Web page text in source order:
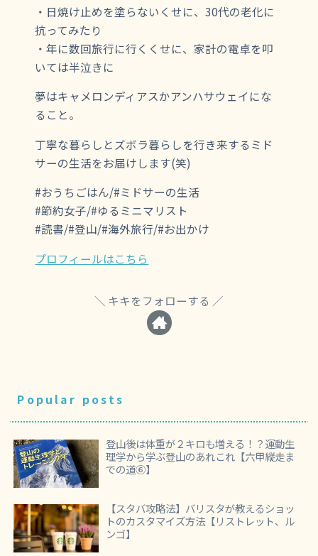
・日焼け止めを塗らないくせに、30代の老化に
抗ってみたり
・年に数回旅行に行くくせに、家計の電卓を叩
いては半泣きに
夢はキャメロンディアスかアンハサウェイにな
ること。
丁寧な暮らしとズボラ暮らしを行き来するミド
サーの生活をお届けします(笑)
#おうちごはん/#ミドサーの生活
#節約女子/#ゆるミニマリスト
#読書/#登山/#海外旅行/#お出かけ
プロフィールはこちら
キキをフォローする
Popular posts
登山後は体重が２キロも増える！？運動生
理学から学ぶ登山のあれこれ【六甲縦走ま
での道⑥】
【スタバ攻略法】バリスタが教えるショッ
トのカスタマイズ方法【リストレット、ル
ンゴ】